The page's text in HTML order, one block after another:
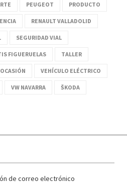
PEUGEOT PRODUCTO
RENAULT VALLADOLID
SEGURIDAD VIAL
FIGUERUELAS TALLER
VEHÍCULO ELÉCTRICO
VW NAVARRA ŠKODA
de correo electrónico